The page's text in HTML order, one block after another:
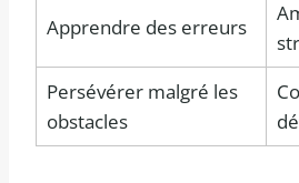
Apprendre des erreurs
Persévérer malgré les
obstacles